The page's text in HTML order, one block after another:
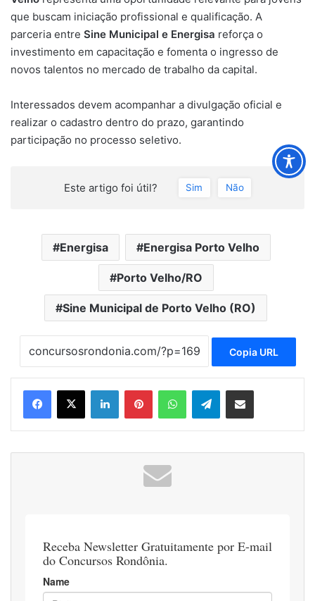
que buscam iniciação profissional e qualificação. A
parceria entre Sine Municipal e Energisa reforça o
investimento em capacitação e fomenta o ingresso de
novos talentos no mercado de trabalho da capital.
Interessados devem acompanhar a divulgação oficial e
realizar o cadastro dentro do prazo, garantindo
participação no processo seletivo.
Este artigo foi útil? Sim Não
Energisa Energisa Porto Velho
Porto Velho/RO
Sine Municipal de Porto Velho (RO)
Copia URL
LinkedinPinterestWhatsAppTelegramCompartilhar via e-mail